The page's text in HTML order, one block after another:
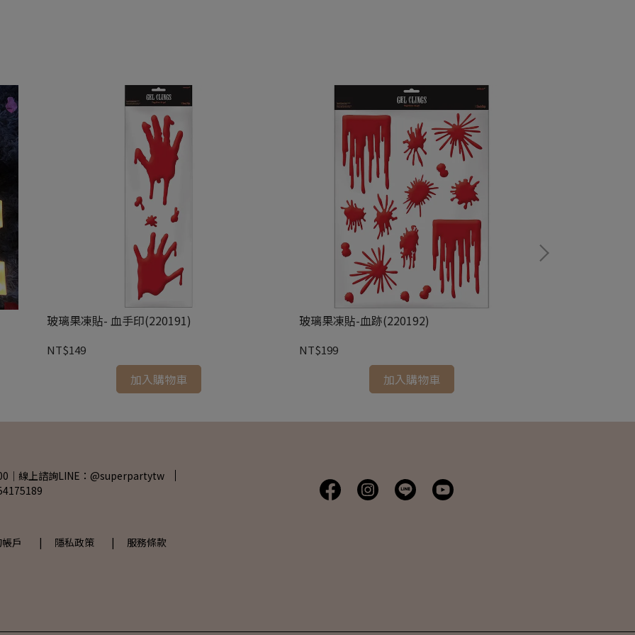
玻璃果凍貼- 血手印(220191)
NT$149
加入購物車
玻璃果凍貼-血跡(220192)
NT$199
加入購物車
｜線上諮詢LINE：@superpartytw
戶 | 隱私政策 | 服務條款